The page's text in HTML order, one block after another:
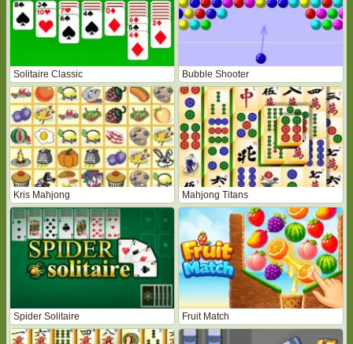
Solitaire Classic Bubble Shooter
Kris Mahjong Mahjong Titans
Spider Solitaire Fruit Match